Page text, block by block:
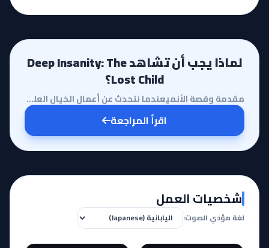
لماذا يجب أن تشاهد Deep Insanity: The
Lost Child؟
مقدمة وقصة الأنميعندما نتحدث عن أعمال الخيال العلمي المظلم، يبرز أنمي Deep Insanity: The Lost Child ...
اقرأ المراجعة
شخصيات العمل
لغة مؤدي الصوت: